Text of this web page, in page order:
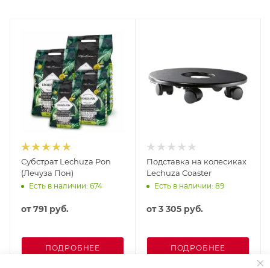
Субстрат Lechuza Pon
(Лечуза Пон)
Есть в наличии: 674
от791 руб.
ПОДРОБНЕЕ
Подставка на колесиках
Lechuza Coaster
Есть в наличии: 89
от3 305 руб.
ПОДРОБНЕЕ